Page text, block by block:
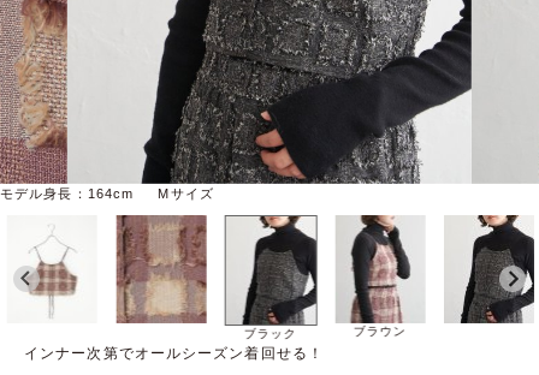
モデル身長：164cm Mサイズ
ブラック ブラウン
インナー次第でオールシーズン着回せる！